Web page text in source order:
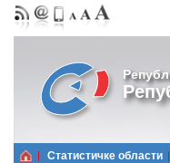
Статистичке области